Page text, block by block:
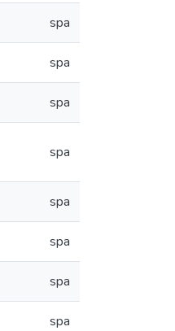
spa
spa
spa
spa
spa
spa
spa
spa